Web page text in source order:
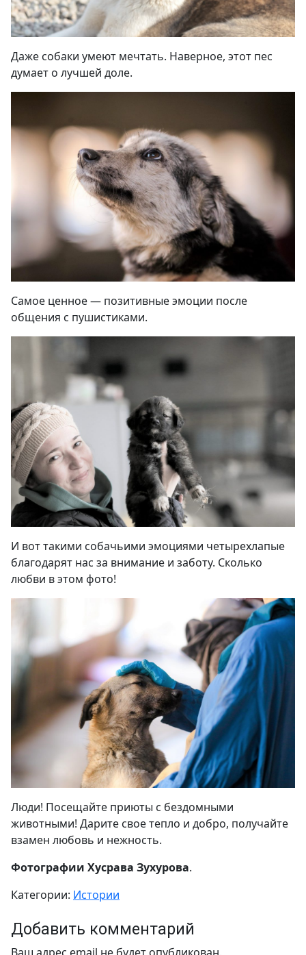
Даже собаки умеют мечтать. Наверное, этот пес
думает о лучшей доле.
Самое ценное — позитивные эмоции после
общения с пушистиками.
И вот такими собачьими эмоциями четырехлапые
благодарят нас за внимание и заботу. Сколько
любви в этом фото!
Люди! Посещайте приюты с бездомными
животными! Дарите свое тепло и добро, получайте
взамен любовь и нежность.
Фотографии Хусрава Зухурова.
Категории: Истории
Добавить комментарий